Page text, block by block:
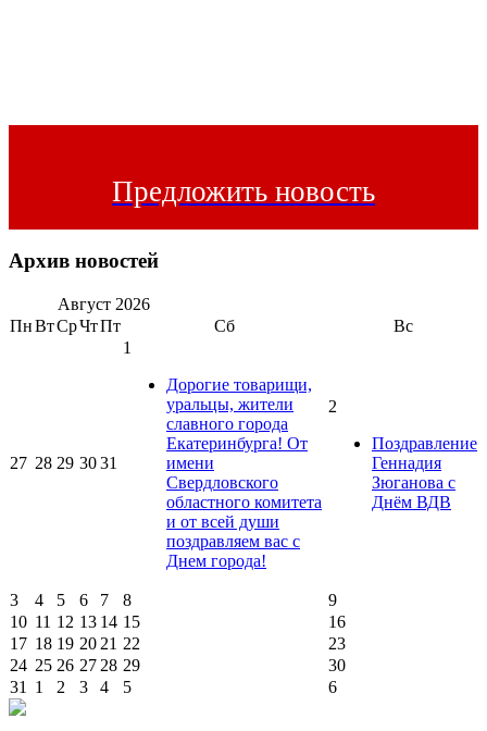
Предложить новость
Архив новостей
Август 2026
ПнВтСрЧтПт Сб Вс
27 28 29 3031
1
Дорогие товарищи,
уральцы, жители
славного города
Екатеринбурга! От
имени
Свердловского
областного комитета
и от всей души
поздравляем вас с
Днем города!
2
Поздравление
Геннадия
Зюганова с
Днём ВДВ
3 4 5 6 7 8
9
10 11 12 13 14 15
16
17 18 19 20 21 22
23
24 25 26 27 28 29
30
31
1 2 3 4 5 6